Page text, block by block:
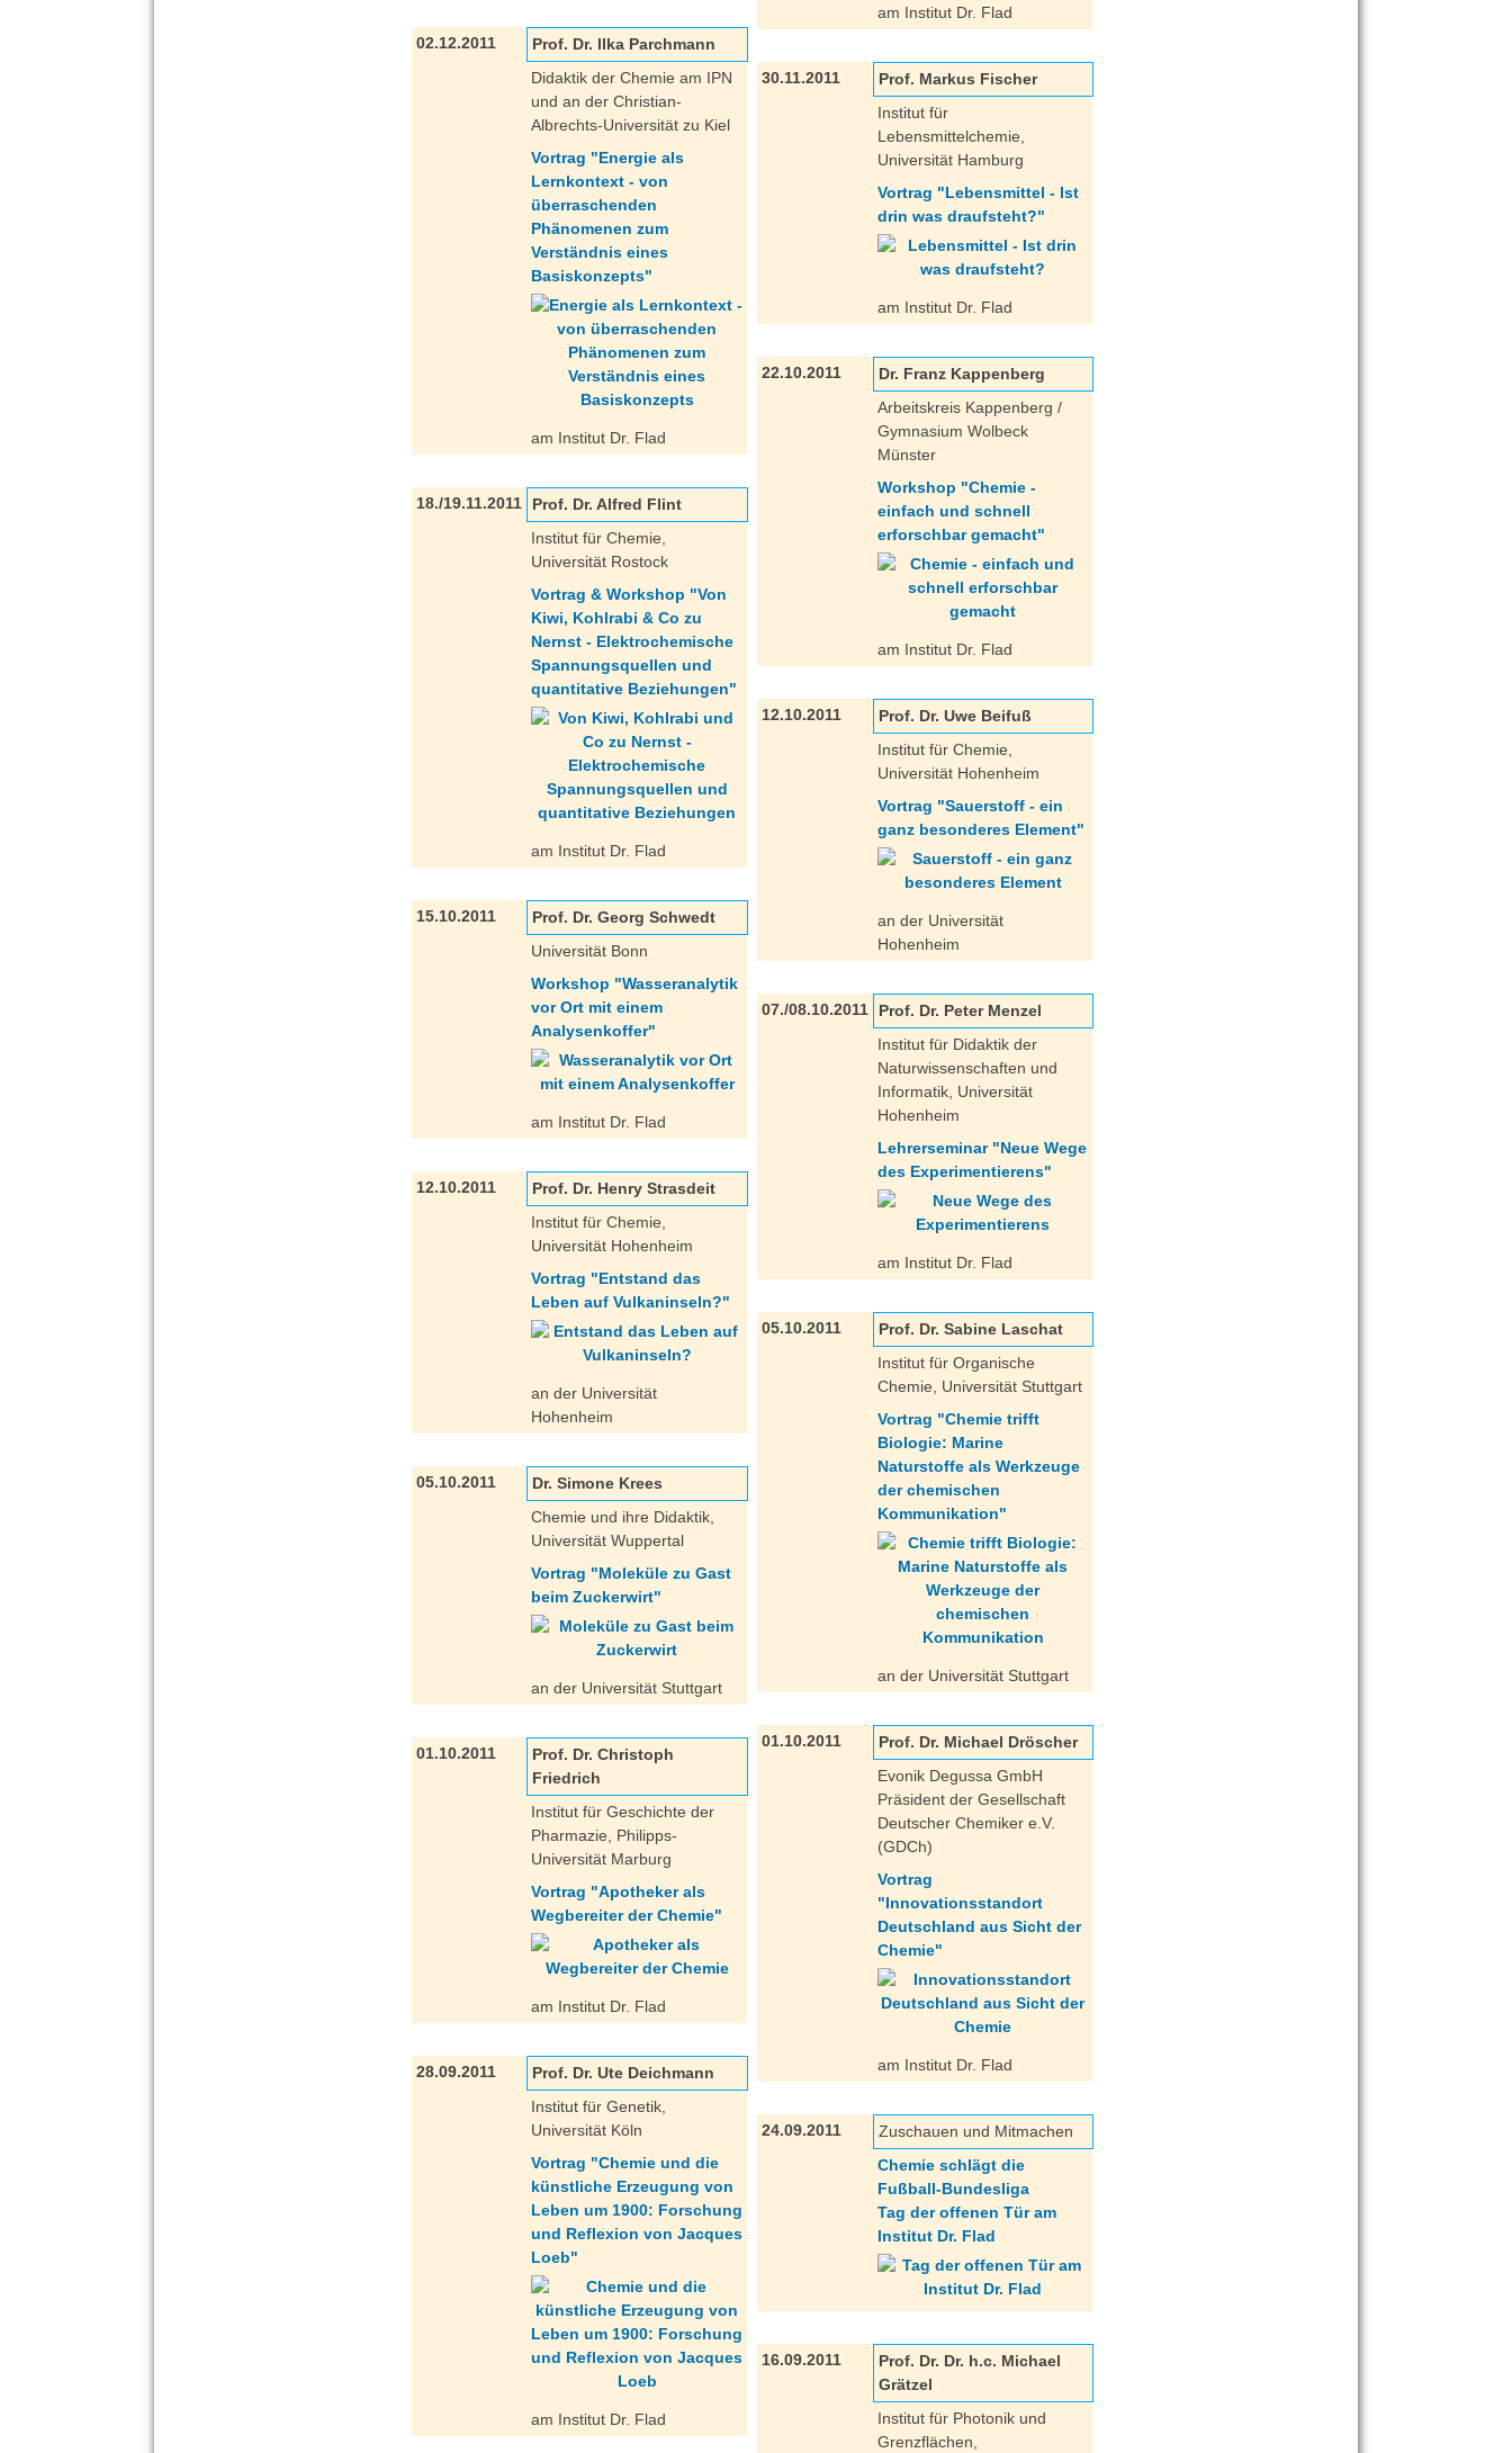
02.12.2011
Prof. Dr. Ilka Parchmann
Didaktik der Chemie am IPN
und an der Christian-
Albrechts-Universität zu Kiel
Vortrag "Energie als
Lernkontext - von
überraschenden
Phänomenen zum
Verständnis eines
Basiskonzepts"
am Institut Dr. Flad
18./19.11.2011
Prof. Dr. Alfred Flint
Institut für Chemie,
Universität Rostock
Vortrag & Workshop "Von
Kiwi, Kohlrabi & Co zu
Nernst - Elektrochemische
Spannungsquellen und
quantitative Beziehungen"
am Institut Dr. Flad
15.10.2011
Prof. Dr. Georg Schwedt
Universität Bonn
Workshop "Wasseranalytik
vor Ort mit einem
Analysenkoffer"
am Institut Dr. Flad
12.10.2011
Prof. Dr. Henry Strasdeit
Institut für Chemie,
Universität Hohenheim
Vortrag "Entstand das
Leben auf Vulkaninseln?"
an der Universität
Hohenheim
05.10.2011
Dr. Simone Krees
Chemie und ihre Didaktik,
Universität Wuppertal
Vortrag "Moleküle zu Gast
beim Zuckerwirt"
an der Universität Stuttgart
01.10.2011
Prof. Dr. Christoph
Friedrich
Institut für Geschichte der
Pharmazie, Philipps-
Universität Marburg
Vortrag "Apotheker als
Wegbereiter der Chemie"
am Institut Dr. Flad
28.09.2011
Prof. Dr. Ute Deichmann
Institut für Genetik,
Universität Köln
Vortrag "Chemie und die
künstliche Erzeugung von
Leben um 1900: Forschung
und Reflexion von Jacques
Loeb"
am Institut Dr. Flad
am Institut Dr. Flad
30.11.2011
Prof. Markus Fischer
Institut für
Lebensmittelchemie,
Universität Hamburg
Vortrag "Lebensmittel - Ist
drin was draufsteht?"
am Institut Dr. Flad
22.10.2011
Dr. Franz Kappenberg
Arbeitskreis Kappenberg /
Gymnasium Wolbeck
Münster
Workshop "Chemie -
einfach und schnell
erforschbar gemacht"
am Institut Dr. Flad
12.10.2011
Prof. Dr. Uwe Beifuß
Institut für Chemie,
Universität Hohenheim
Vortrag "Sauerstoff - ein
ganz besonderes Element"
an der Universität
Hohenheim
07./08.10.2011
Prof. Dr. Peter Menzel
Institut für Didaktik der
Naturwissenschaften und
Informatik, Universität
Hohenheim
Lehrerseminar "Neue Wege
des Experimentierens"
am Institut Dr. Flad
05.10.2011
Prof. Dr. Sabine Laschat
Institut für Organische
Chemie, Universität Stuttgart
Vortrag "Chemie trifft
Biologie: Marine
Naturstoffe als Werkzeuge
der chemischen
Kommunikation"
an der Universität Stuttgart
01.10.2011
Prof. Dr. Michael Dröscher
Evonik Degussa GmbH
Präsident der Gesellschaft
Deutscher Chemiker e.V.
(GDCh)
Vortrag
"Innovationsstandort
Deutschland aus Sicht der
Chemie"
am Institut Dr. Flad
24.09.2011
Zuschauen und Mitmachen
Chemie schlägt die
Fußball-Bundesliga
Tag der offenen Tür am
Institut Dr. Flad
16.09.2011
Prof. Dr. Dr. h.c. Michael
Grätzel
Institut für Photonik und
Grenzflächen,